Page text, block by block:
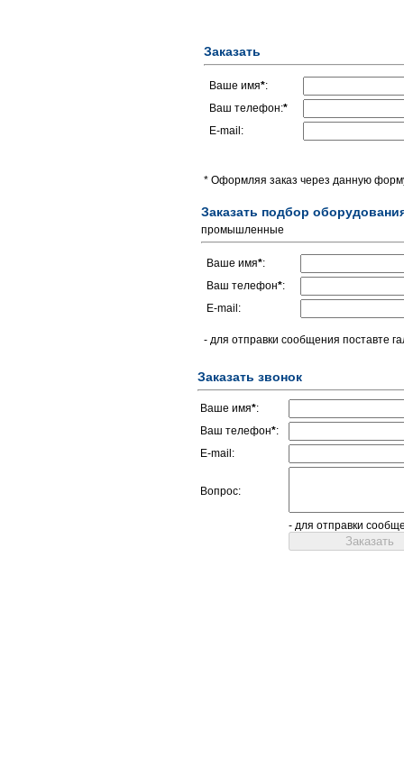
Заказать
Ваше имя*:
Ваш телефон:*
E-mail:
* Оформляя заказ через данную
Заказать подбор
промышленные
Ваше имя*:
Ваш телефон*:
E-mail:
- для отправки сообщения поставте
Заказать звонок
Ваше имя*:
Ваш телефон*:
E-mail:
Вопрос:
- для отправки